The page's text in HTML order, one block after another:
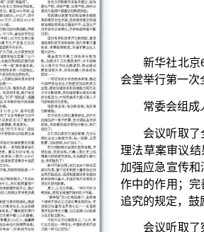
新华社北京6月25日电 十四
会堂举行第一次全体会议。赵乐
常委会组成人员163人出席
会议听取了全国人大宪法和
理法草案审议结果的报告。草案
加强应急宣传和演练的针对性
作中的作用；完善关于确定突
追究的规定，鼓励干部在临机处
会议听取了宪法和法律委
审议结果的报告。草案三审稿
制度的规定，强化有关救济措
善农村集体经济组织成员大会的
度改革的关系，做好制度衔接，